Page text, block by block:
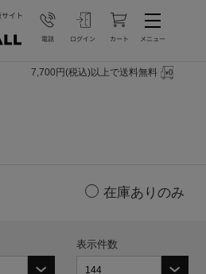
7,700円(税込)以上で送料無料
表示件数